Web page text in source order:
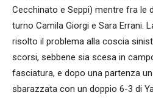
Cecchinato e Seppi) mentre fra le
turno Camila Giorgi e Sara Errani.
risolto il problema alla coscia
scorsi, sebbene sia scesa in
fasciatura, e dopo una partenza
sbarazzata con un doppio 6-3 di